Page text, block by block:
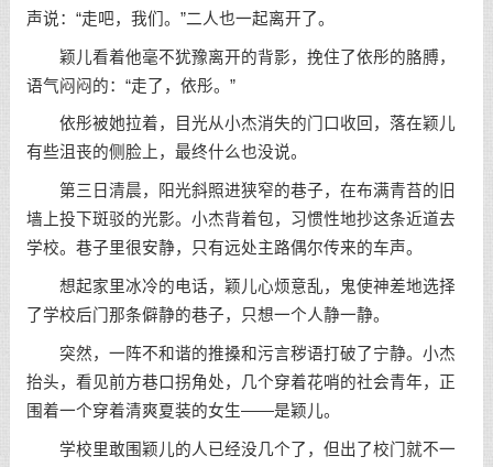
声说：“走吧，我们。”二人也一起离开了。
颖儿看着他毫不犹豫离开的背影，挽住了依彤的胳膊，
语气闷闷的：“走了，依彤。”
依彤被她拉着，目光从小杰消失的门口收回，落在颖儿
有些沮丧的侧脸上，最终什么也没说。
第三日清晨，阳光斜照进狭窄的巷子，在布满青苔的旧
墙上投下斑驳的光影。小杰背着包，习惯性地抄这条近道去
学校。巷子里很安静，只有远处主路偶尔传来的车声。
想起家里冰冷的电话，颖儿心烦意乱，鬼使神差地选择
了学校后门那条僻静的巷子，只想一个人静一静。
突然，一阵不和谐的推搡和污言秽语打破了宁静。小杰
抬头，看见前方巷口拐角处，几个穿着花哨的社会青年，正
围着一个穿着清爽夏装的女生——是颖儿。
学校里敢围颖儿的人已经没几个了，但出了校门就不一